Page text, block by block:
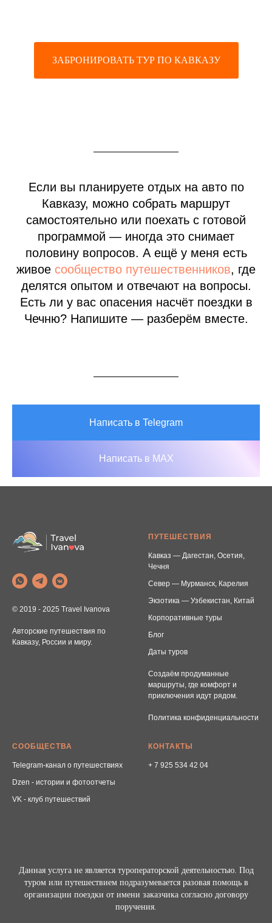
ЗАБРОНИРОВАТЬ ТУР ПО КАВКАЗУ
Если вы планируете отдых на авто по
Кавказу, можно собрать маршрут
самостоятельно или поехать с готовой
программой — иногда это снимает
половину вопросов. А ещё у меня есть
живое сообщество путешественников, где
делятся опытом и отвечают на вопросы.
Есть ли у вас опасения насчёт поездки в
Чечню? Напишите — разберём вместе.
Написать в Telegram
Написать в MAX
© 2019 - 2025 Travel Ivanova
Авторские путешествия по
Кавказу, России и миру.
ПУТЕШЕСТВИЯ
Кавказ — Дагестан, Осетия,
Чечня
Север — Мурманск, Карелия
Экзотика — Узбекистан, Китай
Корпоративные туры
Блог
Даты туров
Создаём продуманные
маршруты, где комфорт и
приключения идут рядом.
Политика конфиденциальности
СООБЩЕСТВА
Telegram-канал о путешествиях
Dzen - истории и фотоотчеты
VK - клуб путешествий
КОНТАКТЫ
+ 7 925 534 42 04
Данная услуга не является туроператорской деятельностью. Под
туром или путешествием подразумевается разовая помощь в
организации поездки от имени заказчика согласно договору
поручения.